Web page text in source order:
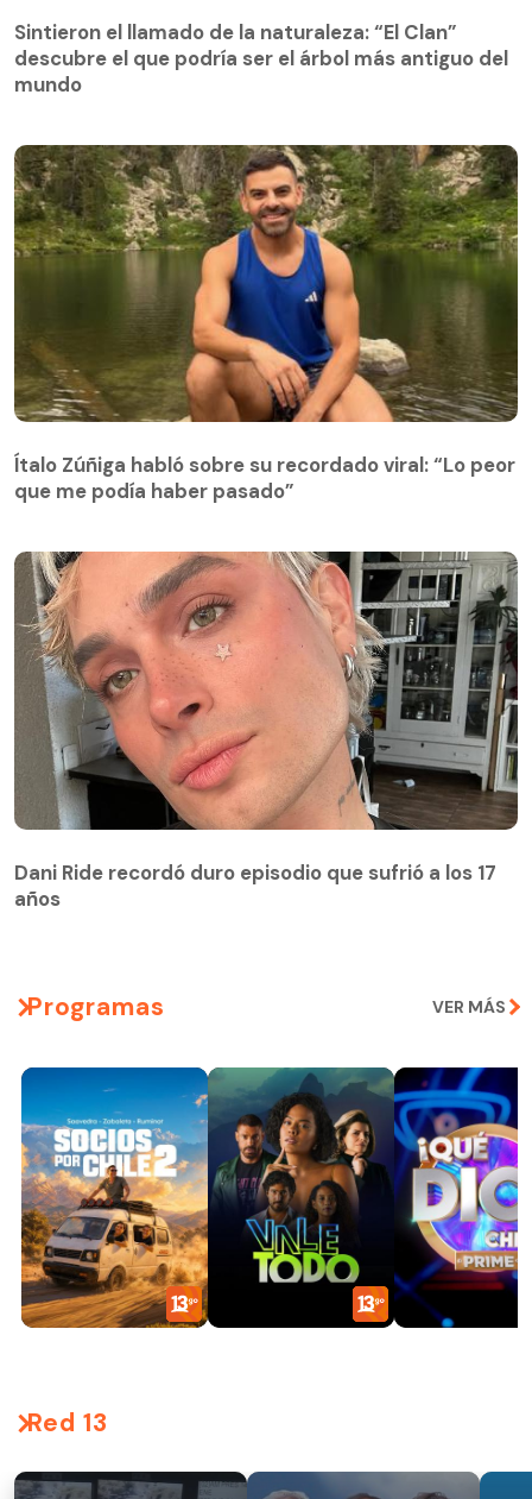
descubre el que podría ser el árbol más antiguo del
mundo
Sintieron el llamado de la naturaleza: “El Clan”
descubre el que podría ser el árbol más antiguo del
mundo
Ítalo Zúñiga habló sobre su recordado viral: “Lo peor
que me podía haber pasado”
Dani Ride recordó duro episodio que sufrió a los 17
años
Programas VER MÁS
Red 13